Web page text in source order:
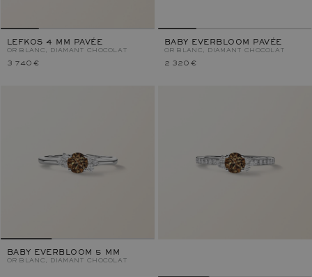
LEFKOS 4 MM PAVÉE
OR BLANC, DIAMANT CHOCOLAT
3 740 €
BABY EVERBLOOM PAVÉE
OR BLANC, DIAMANT CHOCOLAT
2 320 €
BABY EVERBLOOM 5 MM
OR BLANC, DIAMANT CHOCOLAT